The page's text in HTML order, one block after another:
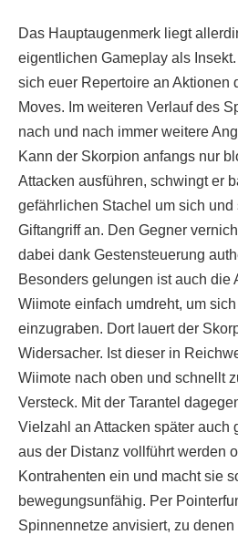
Das Hauptaugenmerk liegt
eigentlichen Gameplay als
sich euer Repertoire an Aktionen
Moves. Im weiteren Verlauf des
nach und nach immer weitere
Kann der Skorpion anfangs nur
Attacken ausführen, schwingt er
gefährlichen Stachel um sich und
Giftangriff an. Den Gegner
dabei dank Gestensteuerung
Besonders gelungen ist auch die
Wiimote einfach umdreht, um
einzugraben. Dort lauert der
Widersacher. Ist dieser in
Wiimote nach oben und schnellt
Versteck. Mit der Tarantel
Vielzahl an Attacken später auch
aus der Distanz vollführt werden
Kontrahenten ein und macht sie
bewegungsunfähig. Per
Spinnennetze anvisiert, zu